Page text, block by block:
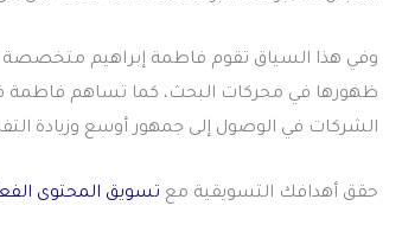
وفي هذا السياق تقوم فاطمة إبراهيم متخصصة
ظهورها في محركات البحث، كما تساهم فاطمة
الشركات في الوصول إلى جمهور أوسع وزيادة
حقق أهدافك التسويقية مع تسويق المحتوى